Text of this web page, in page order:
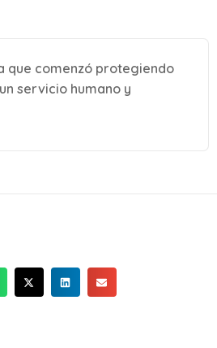
que comenzó protegiendo
servicio humano y